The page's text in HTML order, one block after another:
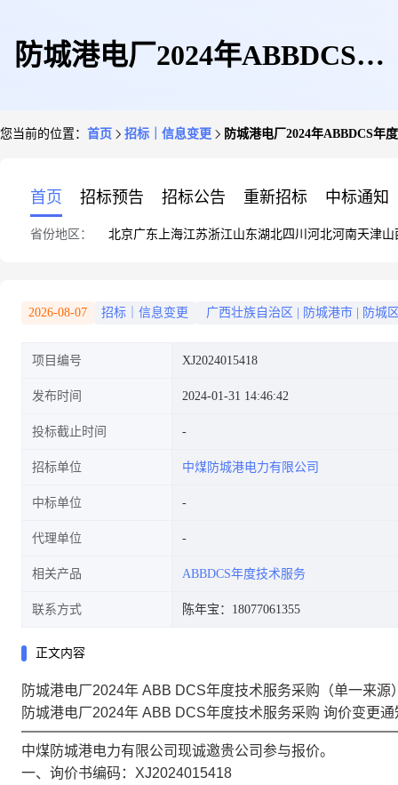
防城港电厂2024年ABBDCS年
您当前的位置： 首页 招标｜信息变更 防城港电厂2024年ABBDCS年
首页 招标预告 招标公告 重新招标 中标通知
省份地区： 北京广东 上海江苏浙江山东湖北四川 河北河南天津山
2026-08-07 招标｜信息变更 广西壮族自治区 防城港市 防城
项目编号 XJ2024015418
发布时间 2024-01-31 14:46:42
投标截止时间
招标单位 中煤防城港电力有限公司
中标单位
代理单位
相关产品 ABBDCS年度技术服务
联系方式 陈年宝：18077061355
正文内容
防城港电厂2024年 ABB DCS年度技术服务采购（单一来源
防城港电厂2024年 ABB DCS年度技术服务采购 询价变更通
中煤防城港电力有限公司现诚邀贵公司参与报价。
一、询价书编码：XJ2024015418